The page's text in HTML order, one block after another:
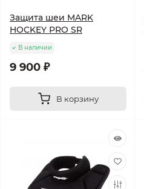
Защита шеи MARK
HOCKEY PRO SR
В наличии
9 900 ₽
В корзину